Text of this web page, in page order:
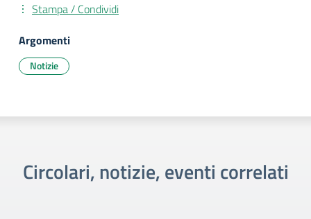
Stampa / Condividi
Argomenti
Notizie
Circolari, notizie, eventi correlati